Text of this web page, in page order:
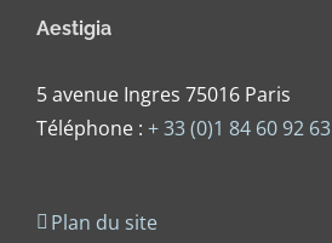
Aestigia
5 avenue Ingres 75016 Paris
Téléphone : + 33 (0)1 84 60 92 63
Plan du site